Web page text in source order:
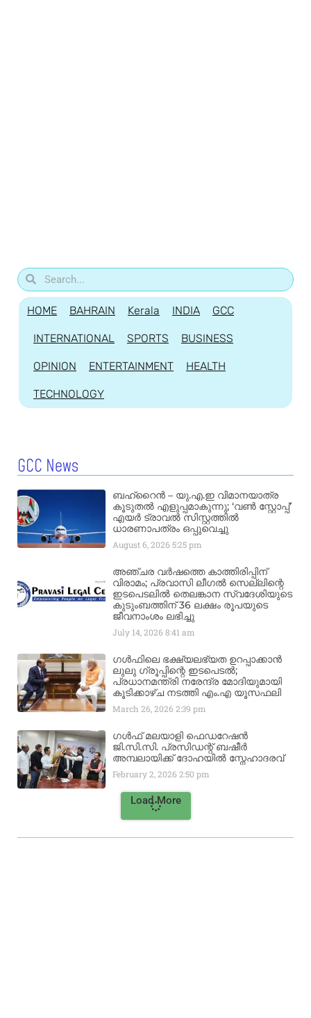
HOME BAHRAIN Kerala INDIA GCC
INTERNATIONAL SPORTS BUSINESS
OPINION ENTERTAINMENT HEALTH
TECHNOLOGY
GCC News
ബഹ്‌റൈൻ – യു.എ.ഇ വിമാനയാത്ര
കൂടുതൽ എളുപ്പമാകുന്നു; ‘വൺ സ്റ്റോപ്പ്’
എയർ ട്രാവൽ സിസ്റ്റത്തിൽ
ധാരണാപത്രം ഒപ്പുവെച്ചു
August 6, 20265:25 pm
അഞ്ചര വർഷത്തെ കാത്തിരിപ്പിന്
വിരാമം; പ്രവാസി ലീഗൽ സെല്ലിന്റെ
ഇടപെടലിൽ തെലങ്കാന സ്വദേശിയുടെ
കുടുംബത്തിന് 36 ലക്ഷം രൂപയുടെ
ജീവനാംശം ലഭിച്ചു
July 14, 20268:41 am
ഗൾഫിലെ ഭക്ഷ്യലഭ്യത ഉറപ്പാക്കാൻ
ലുലു ഗ്രൂപ്പിന്റെ ഇടപെടൽ;
പ്രധാനമന്ത്രി നരേന്ദ്ര മോദിയുമായി
കൂടിക്കാഴ്ച നടത്തി എം.എ യൂസഫലി
March 26, 20262:39 pm
ഗൾഫ് മലയാളി ഫെഡറേഷൻ
ജി.സി.സി. പ്രസിഡന്റ് ബഷീർ
അമ്പലായിക്ക് ദോഹയിൽ സ്നേഹാദരവ്
February 2, 20262:50 pm
Load More